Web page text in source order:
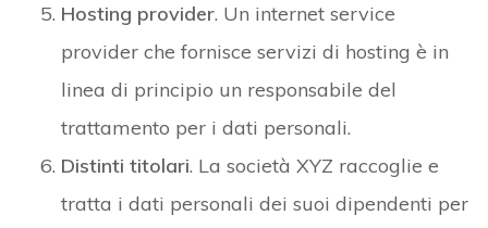
Hosting provider. Un internet service
provider che fornisce servizi di hosting è in
linea di principio un responsabile del
trattamento per i dati personali.
Distinti titolari. La società XYZ raccoglie e
tratta i dati personali dei suoi dipendenti per